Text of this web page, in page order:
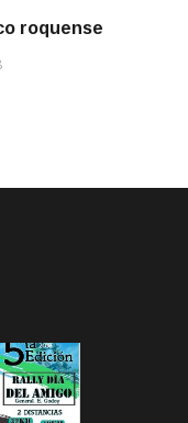
roquense